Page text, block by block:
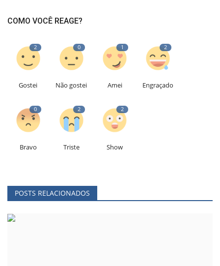
COMO VOCÊ REAGE?
2
Gostei
0
Não gostei
1
Amei
2
Engraçado
0
Bravo
2
Triste
2
Show
POSTS RELACIONADOS